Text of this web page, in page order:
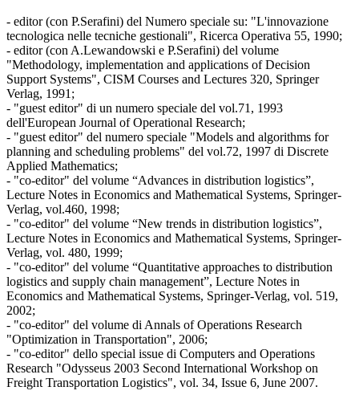
- editor (con P.Serafini) del Numero speciale su: "L'innovazione
tecnologica nelle tecniche gestionali", Ricerca Operativa 55, 1990;
- editor (con A.Lewandowski e P.Serafini) del volume
"Methodology, implementation and applications of Decision
Support Systems", CISM Courses and Lectures 320, Springer
Verlag, 1991;
- "guest editor" di un numero speciale del vol.71, 1993
dell'European Journal of Operational Research;
- "guest editor" del numero speciale "Models and algorithms for
planning and scheduling problems" del vol.72, 1997 di Discrete
Applied Mathematics;
- "co-editor" del volume “Advances in distribution logistics”,
Lecture Notes in Economics and Mathematical Systems, Springer-
Verlag, vol.460, 1998;
- "co-editor" del volume “New trends in distribution logistics”,
Lecture Notes in Economics and Mathematical Systems, Springer-
Verlag, vol. 480, 1999;
- "co-editor" del volume “Quantitative approaches to distribution
logistics and supply chain management”, Lecture Notes in
Economics and Mathematical Systems, Springer-Verlag, vol. 519,
2002;
- "co-editor" del volume di Annals of Operations Research
"Optimization in Transportation", 2006;
- "co-editor" dello special issue di Computers and Operations
Research "Odysseus 2003 Second International Workshop on
Freight Transportation Logistics", vol. 34, Issue 6, June 2007.